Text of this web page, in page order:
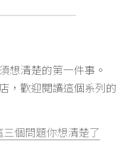
想清楚的第一件事。
，歡迎閱讀這個系列的
個問題你想清楚了